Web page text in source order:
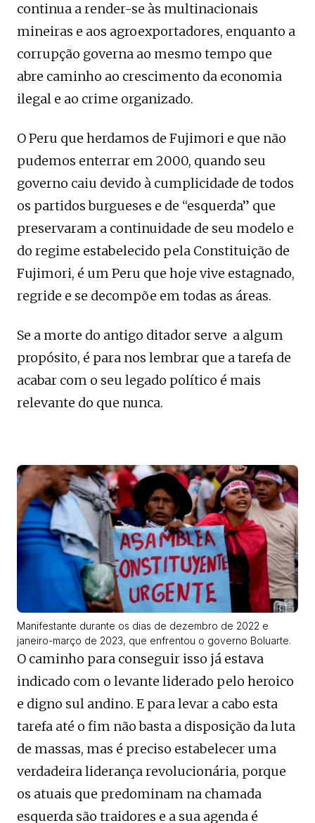
continua a render-se às multinacionais
mineiras e aos agroexportadores, enquanto a
corrupção governa ao mesmo tempo que
abre caminho ao crescimento da economia
ilegal e ao crime organizado.
O Peru que herdamos de Fujimori e que não
pudemos enterrar em 2000, quando seu
governo caiu devido à cumplicidade de todos
os partidos burgueses e de “esquerda” que
preservaram a continuidade de seu modelo e
do regime estabelecido pela Constituição de
Fujimori, é um Peru que hoje vive estagnado,
regride e se decompõe em todas as áreas.
Se a morte do antigo ditador serve a algum
propósito, é para nos lembrar que a tarefa de
acabar com o seu legado político é mais
relevante do que nunca.
Manifestante durante os dias de dezembro de 2022 e
janeiro-março de 2023, que enfrentou o governo Boluarte.
O caminho para conseguir isso já estava
indicado com o levante liderado pelo heroico
e digno sul andino. E para levar a cabo esta
tarefa até o fim não basta a disposição da luta
de massas, mas é preciso estabelecer uma
verdadeira liderança revolucionária, porque
os atuais que predominam na chamada
esquerda são traidores e a sua agenda é